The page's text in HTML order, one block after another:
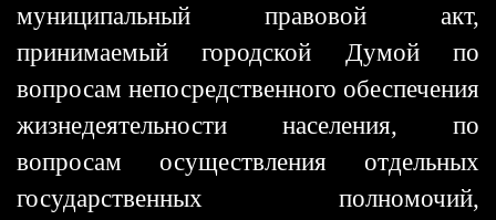
муниципальный правовой акт,
принимаемый городской Думой по
вопросам непосредственного обеспечения
жизнедеятельности населения, по
вопросам осуществления отдельных
государственных полномочий,